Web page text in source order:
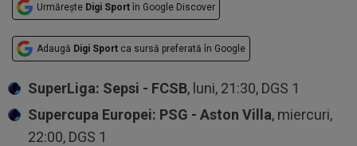
Urmărește Digi Sport în Google Discover
Adaugă Digi Sport ca sursă preferată în Google
SuperLiga: Sepsi - FCSB, luni, 21:30, DGS 1
Supercupa Europei: PSG - Aston Villa, miercuri,
22:00, DGS 1